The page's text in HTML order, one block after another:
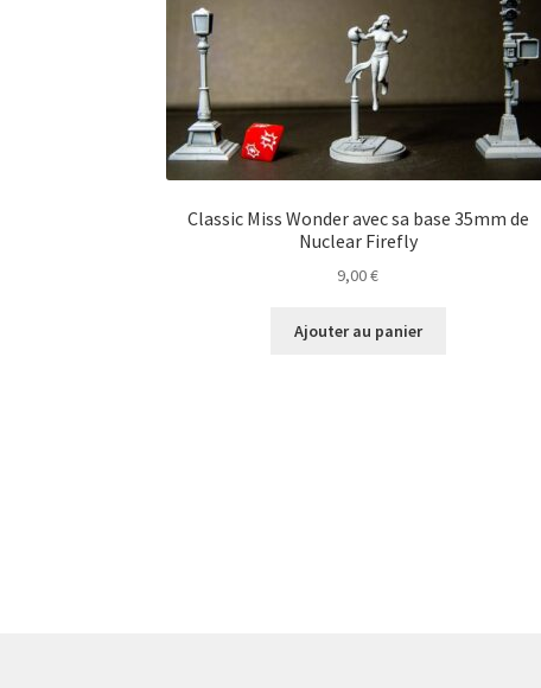
Classic Miss Wonder avec sa base 35mm de
Nuclear Firefly
9,00€
Ajouter au panier